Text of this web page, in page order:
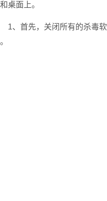
桌面上。
首先，关闭所有的杀毒软